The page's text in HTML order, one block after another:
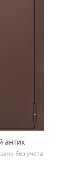
антик
без учета